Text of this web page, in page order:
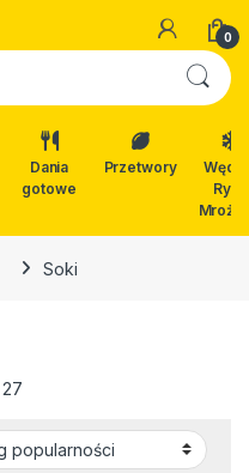
0
Dania
gotowe
Przetwory
Ryby
Soki